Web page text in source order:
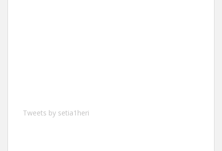
Tweets by setia1heri